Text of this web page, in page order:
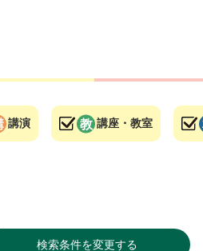
講演 講座・教室
検索条件を変更する